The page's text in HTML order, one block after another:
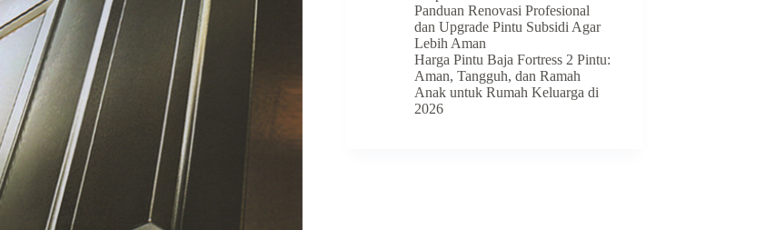
Panduan Renovasi Profesional
dan Upgrade Pintu Subsidi Agar
Lebih Aman
Harga Pintu Baja Fortress 2 Pintu:
Aman, Tangguh, dan Ramah
Anak untuk Rumah Keluarga di
2026